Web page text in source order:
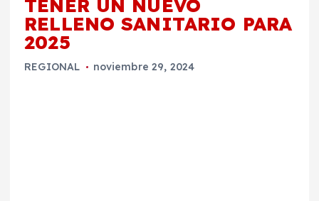
TENER UN NUEVO
RELLENO SANITARIO PARA
2025
REGIONAL noviembre 29, 2024